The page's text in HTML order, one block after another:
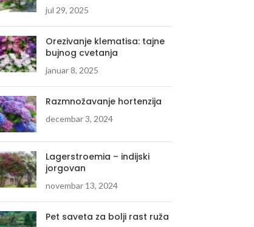
jul 29, 2025
Orezivanje klematisa: tajne
bujnog cvetanja
januar 8, 2025
Razmnožavanje hortenzija
decembar 3, 2024
Lagerstroemia – indijski
jorgovan
novembar 13, 2024
Pet saveta za bolji rast ruža